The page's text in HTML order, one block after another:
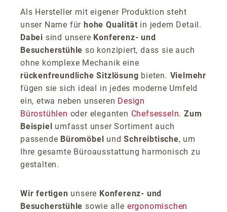
Als Hersteller mit eigener Produktion steht
unser Name für hohe Qualität in jedem Detail.
Dabei sind unsere Konferenz- und
Besucherstühle so konzipiert, dass sie auch
ohne komplexe Mechanik eine
rückenfreundliche Sitzlösung bieten. Vielmehr
fügen sie sich ideal in jedes moderne Umfeld
ein, etwa neben unseren Design
Bürostühlen oder eleganten Chefsesseln.Zum
Beispiel umfasst unser Sortiment auch
passende Büromöbel undSchreibtische, um
Ihre gesamte Büroausstattung harmonisch zu
gestalten.
Wir fertigen unsere Konferenz- und
Besucherstühle sowie alle ergonomischen